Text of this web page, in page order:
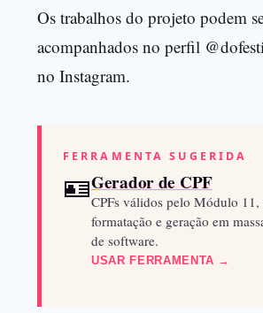
Os trabalhos do projeto podem
acompanhados no perfil
no Instagram.
FERRAMENTA SUGERIDA
🪪Gerador de CPF
CPFs válidos pelo Módulo 11,
formatação e geração em
de software.
USAR FERRAMENTA →